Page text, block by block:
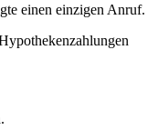
einen einzigen Anruf.